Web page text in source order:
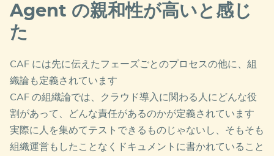
Agent の親和性が高いと感じ
た
CAF には先に伝えたフェーズごとのプロセスの他に、組
織論も定義されています
CAF の組織論では、クラウド導入に関わる人にどんな役
割があって、どんな責任があるのかが定義されています
実際に人を集めてテストできるものじゃないし、そもそも
組織運営もしたことなくドキュメントに書かれていること